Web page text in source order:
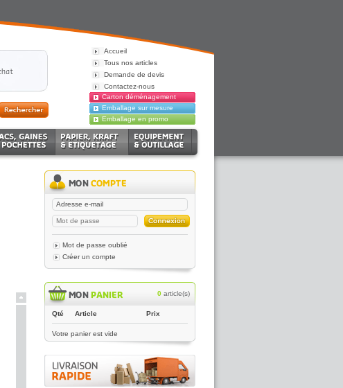
Mot de passe oublié
Créer un compte
0 article(s)
Qté Article Prix
Votre panier est vide
Accueil
Tous nos articles
Demande de devis
Contactez-nous
Carton déménagement
Emballage sur mesure
Emballage en promo